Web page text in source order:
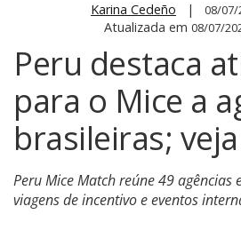
Karina Cedeño | 08/07/
Atualizada em 08/07/
Peru destaca
para o Mice a
brasileiras;
Peru Mice Match reúne 49 agências
viagens de incentivo e eventos